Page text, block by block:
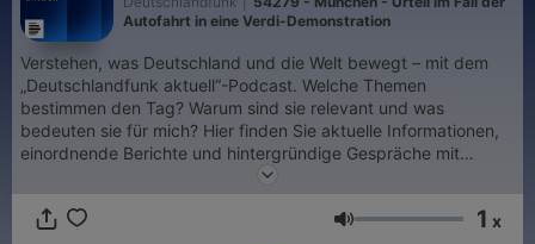
Autofahrt in eine Verdi-Demonstration
Verstehen, was Deutschland und die Welt bewegt – mit dem
„Deutschlandfunk aktuell“-Podcast. Welche Themen
bestimmen den Tag? Warum sind sie relevant und was
bedeuten sie für mich? Hier finden Sie aktuelle Informationen,
einordnende Berichte und hintergründige Gespräche mit
Korrespondentinnen, Politikern und Expertinnen im In- und
Lautstärke 1 x